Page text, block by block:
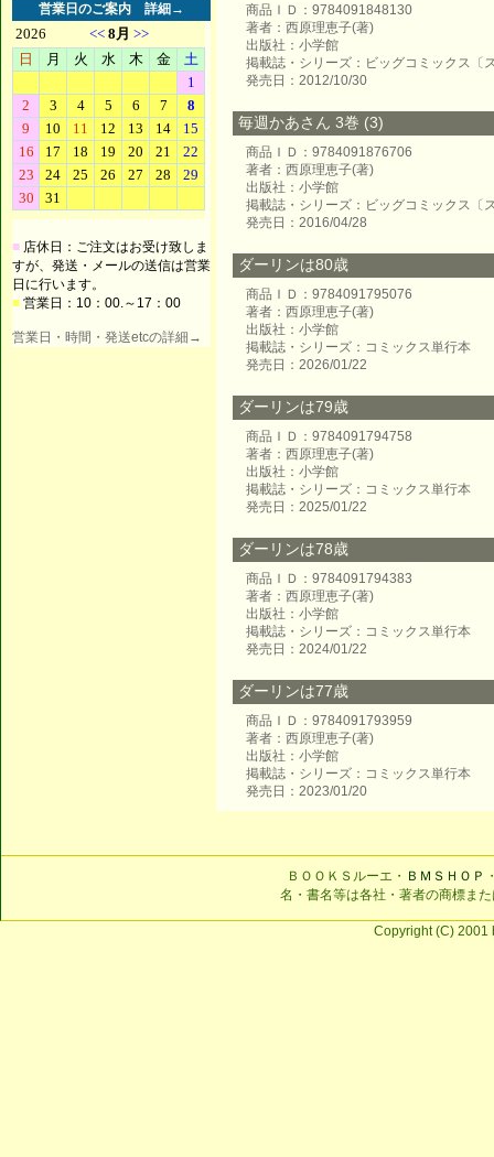
営業日のご案内 詳細→
■ 店休日：ご注文はお受け致しま
すが、発送・メールの送信は営業
日に行います。
■ 営業日：10：00.～17：00
営業日・時間・発送etcの詳細→
商品ＩＤ：9784091848130
著者：西原理恵子(著)
出版社：小学館
掲載誌・シリーズ：ビッグコミックス〔
発売日：2012/10/30
毎週かあさん 3巻 (3)
商品ＩＤ：9784091876706
著者：西原理恵子(著)
出版社：小学館
掲載誌・シリーズ：ビッグコミックス〔
発売日：2016/04/28
ダーリンは80歳
商品ＩＤ：9784091795076
著者：西原理恵子(著)
出版社：小学館
掲載誌・シリーズ：コミックス単行本
発売日：2026/01/22
ダーリンは79歳
商品ＩＤ：9784091794758
著者：西原理恵子(著)
出版社：小学館
掲載誌・シリーズ：コミックス単行本
発売日：2025/01/22
ダーリンは78歳
商品ＩＤ：9784091794383
著者：西原理恵子(著)
出版社：小学館
掲載誌・シリーズ：コミックス単行本
発売日：2024/01/22
ダーリンは77歳
商品ＩＤ：9784091793959
著者：西原理恵子(著)
出版社：小学館
掲載誌・シリーズ：コミックス単行本
発売日：2023/01/20
ＢＯＯＫＳルーエ・ ＢＭＳＨＯＰ
名・書名等は各社・著者の商標ま
Copyright (C) 2001